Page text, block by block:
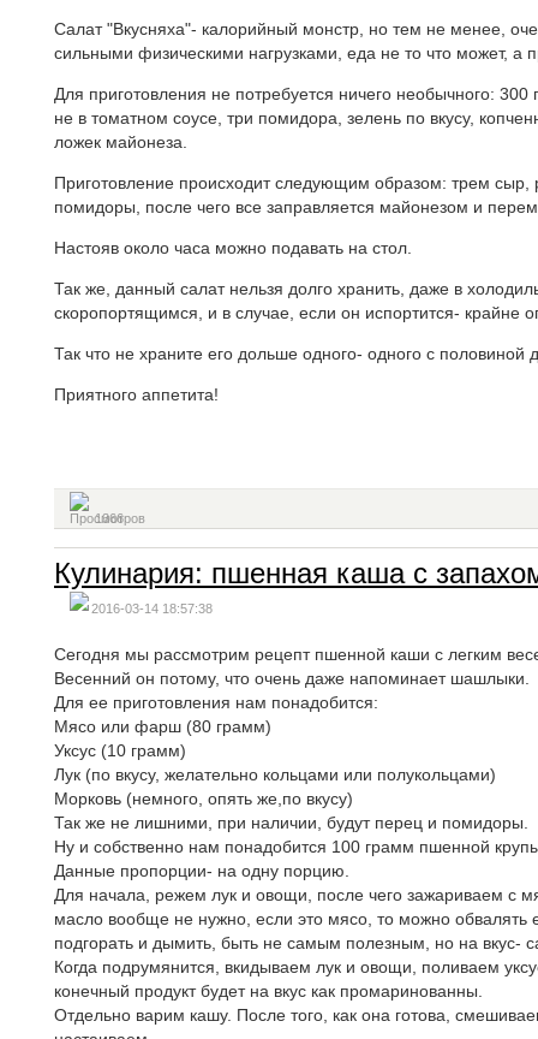
Салат "Вкусняха"- калорийный монстр, но тем не менее,
сильными физическими нагрузками, еда не то что может, а
Для приготовления не потребуется ничего необычного:
не в томатном соусе, три помидора, зелень по вкусу,
ложек майонеза.
Приготовление происходит следующим образом: трем
помидоры, после чего все заправляется майонезом и
Настояв около часа можно подавать на стол.
Так же, данный салат нельзя долго хранить, даже в
скоропортящимся, и в случае, если он испортится- крайне
Так что не храните его дольше одного- одного с половиной
Приятного аппетита!
1366
Кулинария: пшенная каша с
2016-03-14 18:57:38
Сегодня мы рассмотрим рецепт пшенной каши с легким
Весенний он потому, что очень даже напоминает шашлыки.
Для ее приготовления нам понадобится:
Мясо или фарш (80 грамм)
Уксус (10 грамм)
Лук (по вкусу, желательно кольцами или полукольцами)
Морковь (немного, опять же,по вкусу)
Так же не лишними, при наличии, будут перец и помидоры.
Ну и собственно нам понадобится 100 грамм пшенной
Данные пропорции- на одну порцию.
Для начала, режем лук и овощи, после чего зажариваем
масло вообще не нужно, если это мясо, то можно обвалять
подгорать и дымить, быть не самым полезным, но на вкус-
Когда подрумянится, вкидываем лук и овощи, поливаем
конечный продукт будет на вкус как промаринованны.
Отдельно варим кашу. После того, как она готова,